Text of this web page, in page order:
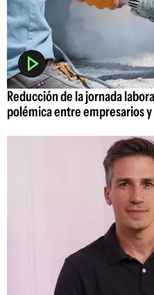
Reducción de la jornada
polémica entre empresarios